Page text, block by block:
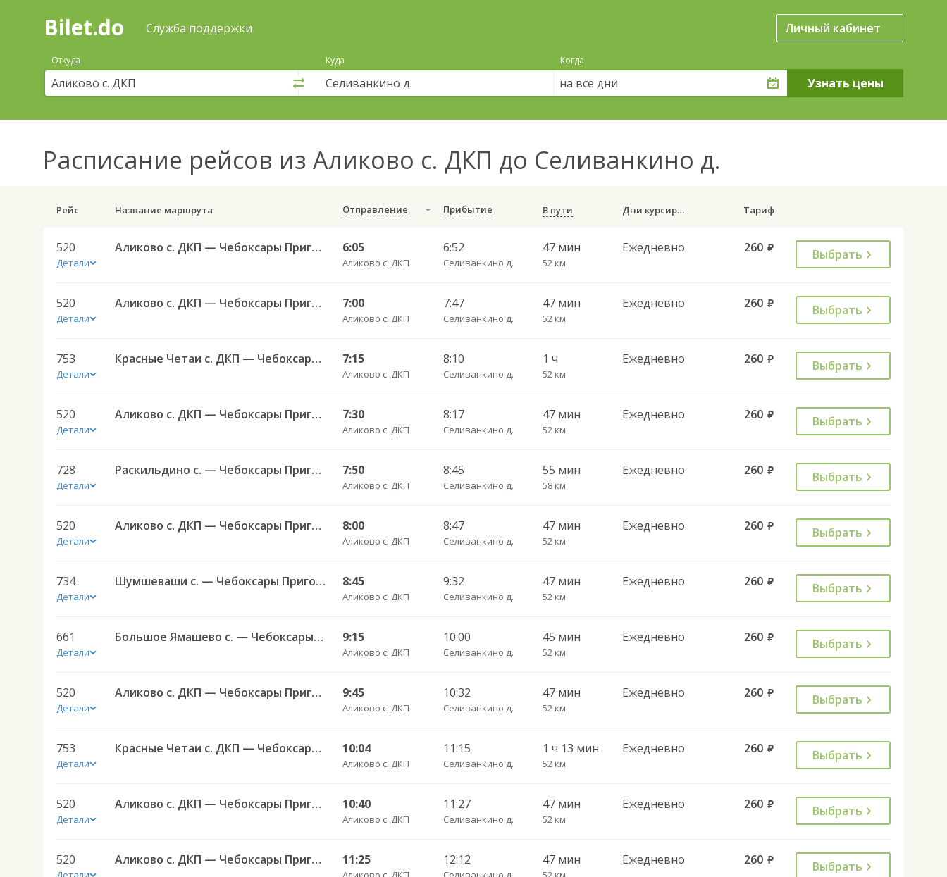
Поиск
покупка
билетов
автобус
онлайн
Bilet.do Служба поддержки Личный кабинет
Откуда Куда Когда
на все дни
Расписание рейсов из Аликово с. ДКП до Селиванкино д.
Рейс Название маршрута Отправление Прибытие В пути Дни курсирования Тариф
520
Детали
Аликово с. ДКП — Чебоксары Пригородный АВ 520 6:05
Аликово с. ДКП
6:52
Селиванкино д.
47 мин
52 км
Ежедневно 260 руб. Выбрать
520
Детали
Аликово с. ДКП — Чебоксары Пригородный АВ 520 7:00
Аликово с. ДКП
7:47
Селиванкино д.
47 мин
52 км
Ежедневно 260 руб. Выбрать
753
Детали
Красные Четаи с. ДКП — Чебоксары Пригородный АВ ч/з Аликово с. ДКП 753 7:15
Аликово с. ДКП
8:10
Селиванкино д.
1 ч
52 км
Ежедневно 260 руб. Выбрать
520
Детали
Аликово с. ДКП — Чебоксары Пригородный АВ 520 7:30
Аликово с. ДКП
8:17
Селиванкино д.
47 мин
52 км
Ежедневно 260 руб. Выбрать
728
Детали
Раскильдино с. — Чебоксары Пригородный АВ ч/з Орбаши д. 728 7:50
Аликово с. ДКП
8:45
Селиванкино д.
55 мин
58 км
Ежедневно 260 руб. Выбрать
520
Детали
Аликово с. ДКП — Чебоксары Пригородный АВ 520 8:00
Аликово с. ДКП
8:47
Селиванкино д.
47 мин
52 км
Ежедневно 260 руб. Выбрать
734
Детали
Шумшеваши с. — Чебоксары Пригородный АВ 734 8:45
Аликово с. ДКП
9:32
Селиванкино д.
47 мин
52 км
Ежедневно 260 руб. Выбрать
661
Детали
Большое Ямашево с. — Чебоксары Пригородный АВ 661 9:15
Аликово с. ДКП
10:00
Селиванкино д.
45 мин
52 км
Ежедневно 260 руб. Выбрать
520
Детали
Аликово с. ДКП — Чебоксары Пригородный АВ 520 9:45
Аликово с. ДКП
10:32
Селиванкино д.
47 мин
52 км
Ежедневно 260 руб. Выбрать
753
Детали
Красные Четаи с. ДКП — Чебоксары Пригородный АВ ч/з Аликово с. ДКП 753 10:04
Аликово с. ДКП
11:15
Селиванкино д.
1 ч 13 мин
52 км
Ежедневно 260 руб. Выбрать
520
Детали
Аликово с. ДКП — Чебоксары Пригородный АВ 520 10:40
Аликово с. ДКП
11:27
Селиванкино д.
47 мин
52 км
Ежедневно 260 руб. Выбрать
520 Аликово с. ДКП — Чебоксары Пригородный АВ 520 11:25 12:12 47 мин Ежедневно 260 руб. Выбрать